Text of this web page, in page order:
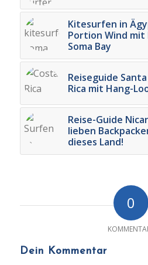
Kitesurfen in
Portion Wind mit
Soma Bay
Reiseguide
Rica mit Hang-
Reise-Guide
lieben
dieses Land!
0
Dein Kommentar